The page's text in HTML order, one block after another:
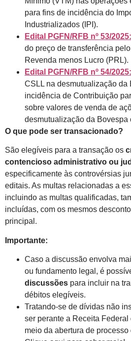
para fins de incidência do
Industrializados (IPI).
Edital PGFN/RFB nº 53/2025:
do preço de transferência
Revenda menos Lucro (PRL).
Edital PGFN/RFB nº 54/2025:
CSLL na desmutualização da
incidência de Contribuição
sobre valores de venda de
desmutualização da Bovespa
O que pode ser transacionado?
São elegíveis para a transação os
contencioso administrativo ou
especificamente às controvérsias
editais. As multas relacionadas a
incluindo as multas qualificadas,
incluídas, com os mesmos
principal.
Importante:
Caso a discussão envolva
ou fundamento legal, é
discussões para incluir na
débitos elegíveis.
Tratando-se de dívidas não
ser perante a Receita
meio da abertura de